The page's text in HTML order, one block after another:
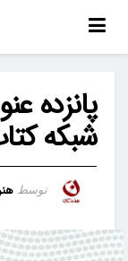
پانزده
شبکه
توسط